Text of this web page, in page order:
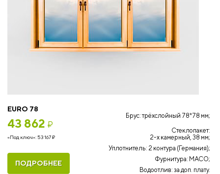
EURO 78
43 862 ₽
«Под ключ»: 53 167₽
Брус: трёхслойный 78*78 мм;
Стеклопакет:
2-х камерный, 38 мм;
Уплотнитель: 2 контура (Германия);
Фурнитура: MACO;
Водоотлив: за доп. плату.
ПОДРОБНЕЕ